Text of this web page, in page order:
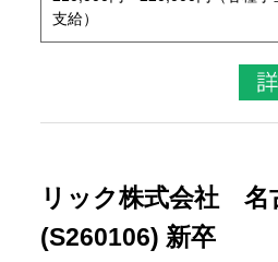
支給）
リック株式会社 名
(S260106) 新卒